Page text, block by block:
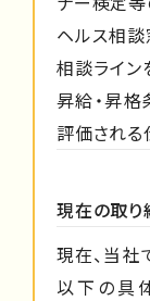
ヘルス相
相談ライン
昇給・昇
評価される
現在の取り
現在、当社
以下の具